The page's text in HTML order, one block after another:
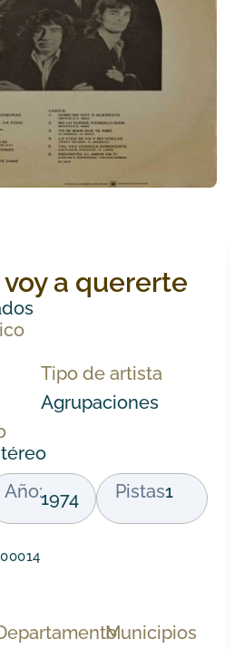
a quererte
Tipo de artista
Agrupaciones
Año:1974 Pistas1
Municipios